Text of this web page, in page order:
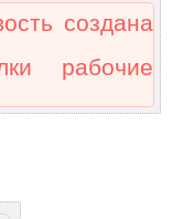
создана
рабочие